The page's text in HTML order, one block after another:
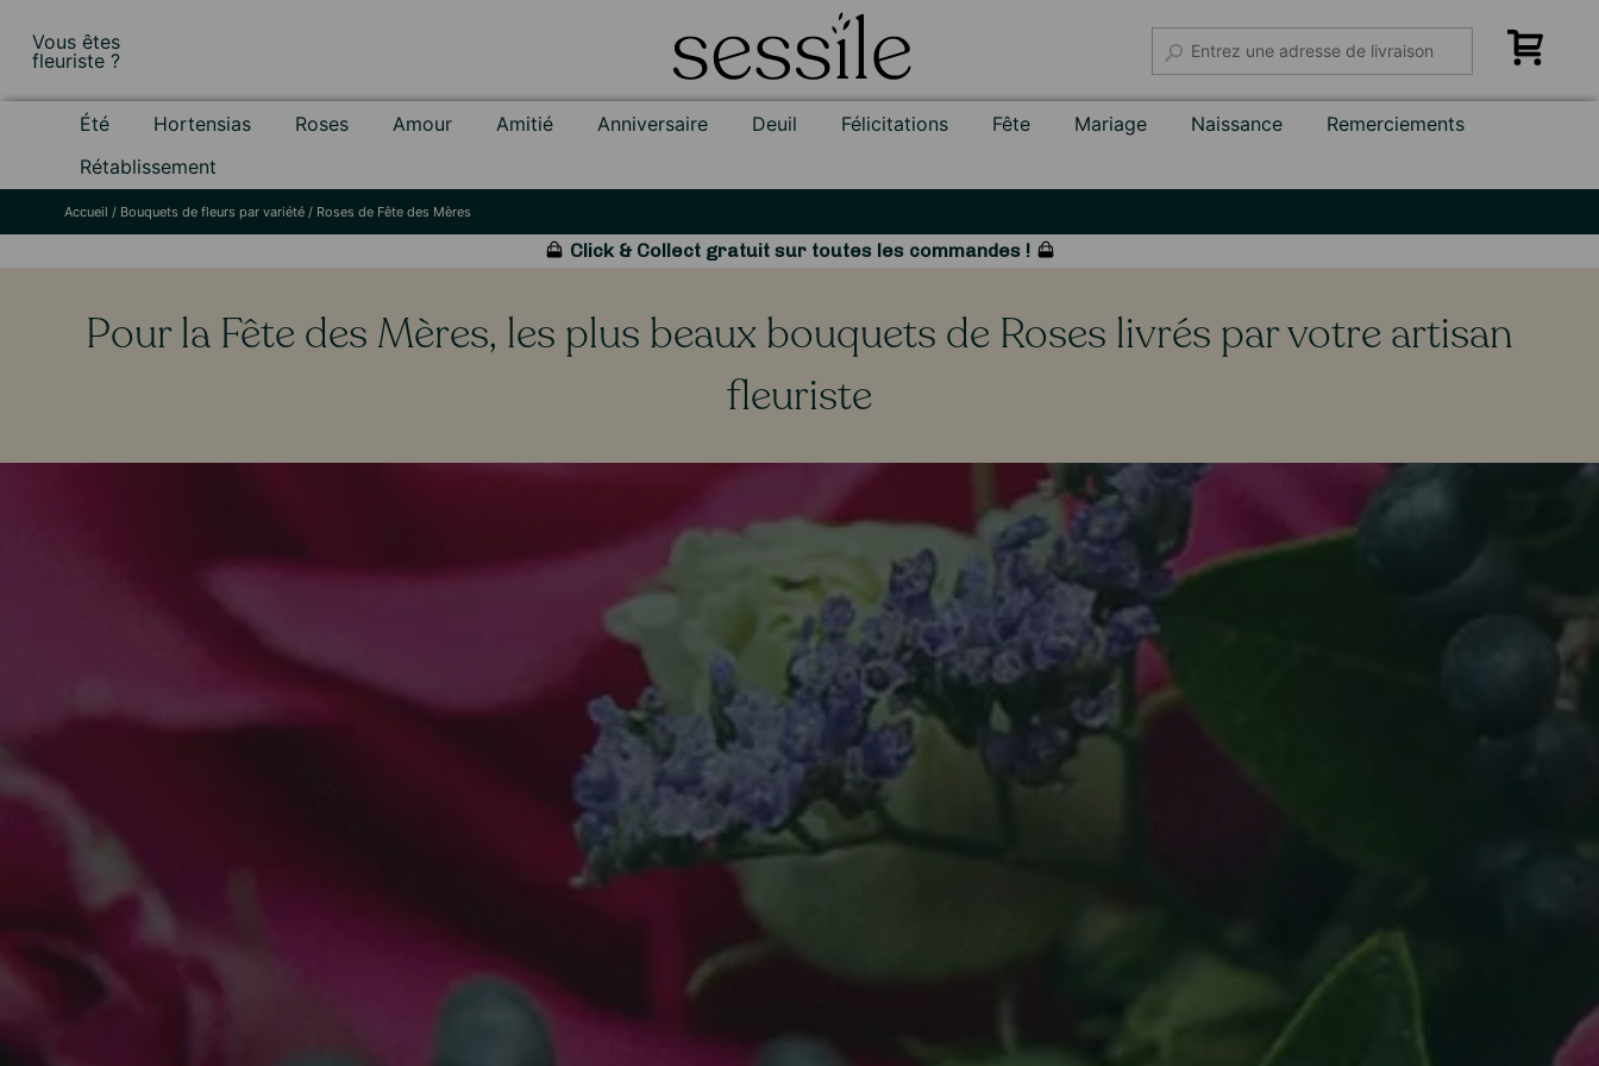
content
Vous êtes
fleuriste ?
Été Hortensias Roses Amour Amitié Anniversaire Deuil Félicitations Fête Mariage Naissance
Remerciements
Rétablissement
Accueil / Bouquets de fleurs par variété/ Roses de Fête des Mères
Click & Collect gratuit sur toutes les commandes !
Pour la Fête des Mères, les plus beaux bouquets de Roses livrés par votre artisan
fleuriste